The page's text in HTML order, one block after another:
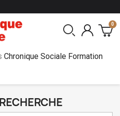
Chronique Sociale Formation